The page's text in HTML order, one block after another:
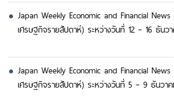
Japan Weekly Economic and Financial
เศรษฐกิจรายสัปดาห์) ระหว่างวันที่ 12 – 16 ธันว
Japan Weekly Economic and Financial
เศรษฐกิจรายสัปดาห์) ระหว่างวันที่ 5 – 9 ธันวา